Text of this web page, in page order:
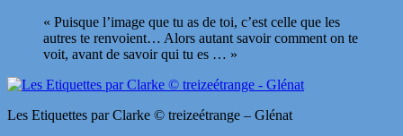
« Puisque l’image que tu as de toi, c’est celle que les
autres te renvoient… Alors autant savoir comment on te
voit, avant de savoir qui tu es … »
Les Etiquettes par Clarke © treizeétrange – Glénat